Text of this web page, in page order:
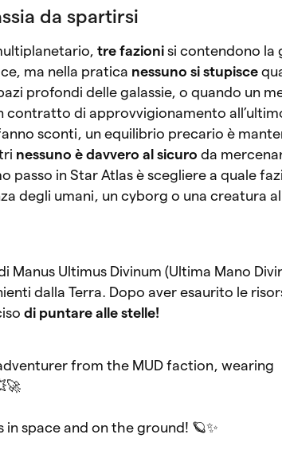
da spartirsi
tre fazioni si contendono la
ma nella pratica nessuno si stupisce
profondi delle galassie, o quando un
contratto di approvvigionamento
sconti, un equilibrio precario è
nessuno è davvero al sicuro da
passo in Star Atlas è scegliere a quale
degli umani, un cyborg o una creatura
Manus Ultimus Divinum (Ultima Mano
dalla Terra. Dopo aver esaurito le
di puntare alle stelle!
from the MUD faction, wearing
space and on the ground! 🪐✨